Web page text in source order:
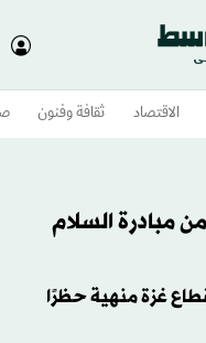
الاقتصاد ثقافة وفنون
مبادرة السلام
غزة منهية حظرًا